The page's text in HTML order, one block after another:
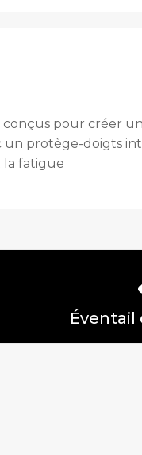
conçus pour créer
un protège-doigts
la fatigue
Éventail